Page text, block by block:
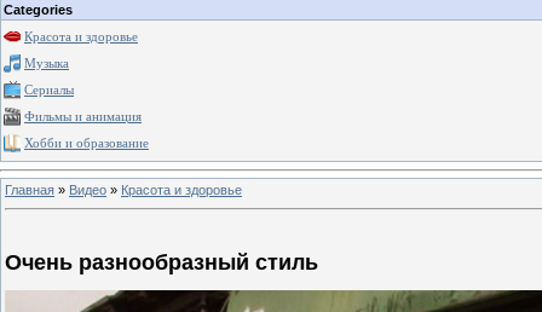
Categories
Красота и здоровье
Музыка
Сериалы
Фильмы и анимация
Хобби и образование
Главная » Видео » Красота и здоровье
Очень разнообразный стиль